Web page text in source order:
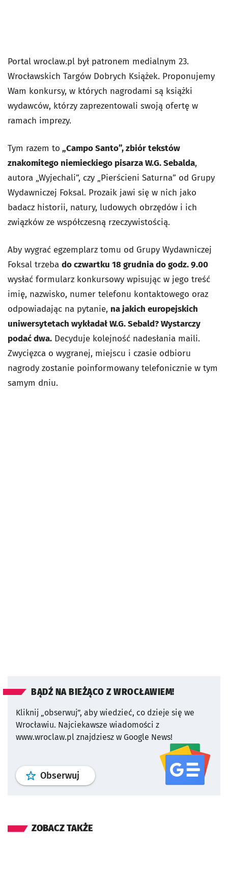
Portal wroclaw.pl był patronem medialnym 23.
Wrocławskich Targów Dobrych Książek. Proponujemy
Wam konkursy, w których nagrodami są książki
wydawców, którzy zaprezentowali swoją ofertę w
ramach imprezy.
Tym razem to „Campo Santo”, zbiór tekstów
znakomitego niemieckiego pisarza W.G. Sebalda,
autora „Wyjechali”, czy „Pierścieni Saturna” od Grupy
Wydawniczej Foksal. Prozaik jawi się w nich jako
badacz historii, natury, ludowych obrzędów i ich
związków ze współczesną rzeczywistością.
Aby wygrać egzemplarz tomu od Grupy Wydawniczej
Foksal trzeba do czwartku 18 grudnia do godz. 9.00
wysłać formularz konkursowy wpisując w jego treść
imię, nazwisko, numer telefonu kontaktowego oraz
odpowiadając na pytanie, na jakich europejskich
uniwersytetach wykładał W.G. Sebald? Wystarczy
podać dwa. Decyduje kolejność nadesłania maili.
Zwycięzca o wygranej, miejscu i czasie odbioru
nagrody zostanie poinformowany telefonicznie w tym
samym dniu.
BĄDŹ NA BIEŻĄCO Z WROCŁAWIEM!
Kliknij „obserwuj”, aby wiedzieć, co dzieje się we
Wrocławiu. Najciekawsze wiadomości z
www.wroclaw.pl znajdziesz w Google News!
Obserwuj profil serwisu
ZOBACZ TAKŻE